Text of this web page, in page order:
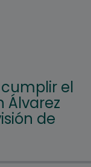
el
Álvarez
de